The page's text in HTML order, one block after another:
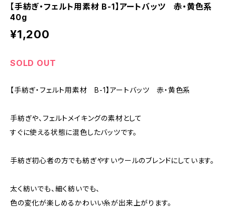
【手紡ぎ・フェルト用素材 B-1】アートバッツ 赤・黄色系
40g
¥1,200
SOLD OUT
【手紡ぎ・フェルト用素材 B-1】アートバッツ 赤・黄色系
手紡ぎや、フェルトメイキングの素材として
すぐに使える状態に混色したバッツです。
手紡ぎ初心者の方でも紡ぎやすいウールのブレンドにしています。
太く紡いでも、細く紡いでも、
色の変化が楽しめるかわいい糸が出来上がります。